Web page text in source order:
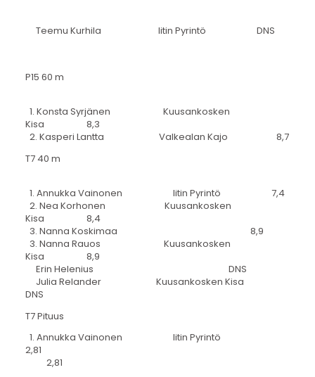
Teemu Kurhila Iitin Pyrintö DNS
P15 60 m
1. Konsta Syrjänen Kuusankosken
Kisa 8,3
2. Kasperi Lantta Valkealan Kajo 8,7
T7 40 m
1. Annukka Vainonen Iitin Pyrintö 7,4
2. Nea Korhonen Kuusankosken
Kisa 8,4
3. Nanna Koskimaa 8,9
3. Nanna Rauos Kuusankosken
Kisa 8,9
Erin Helenius DNS
Julia Relander Kuusankosken Kisa
DNS
T7 Pituus
1. Annukka Vainonen Iitin Pyrintö
2,81
2,81